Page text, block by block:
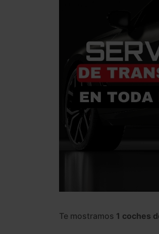
Te mostramos 1 coches